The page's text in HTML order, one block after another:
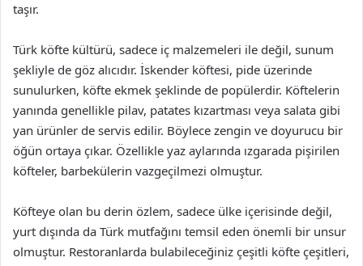
taşır.
Türk köfte kültürü, sadece iç malzemeleri ile değil, sunum
şekliyle de göz alıcıdır. İskender köftesi, pide üzerinde
sunulurken, köfte ekmek şeklinde de popülerdir. Köftelerin
yanında genellikle pilav, patates kızartması veya salata gibi
yan ürünler de servis edilir. Böylece zengin ve doyurucu bir
öğün ortaya çıkar. Özellikle yaz aylarında ızgarada pişirilen
köfteler, barbekülerin vazgeçilmezi olmuştur.
Köfteye olan bu derin özlem, sadece ülke içerisinde değil,
yurt dışında da Türk mutfağını temsil eden önemli bir unsur
olmuştur. Restoranlarda bulabileceğiniz çeşitli köfte çeşitleri,